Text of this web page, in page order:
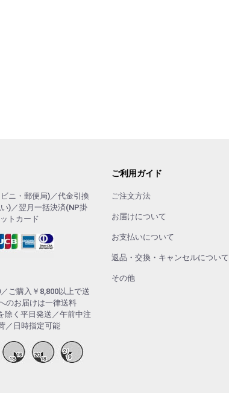
ニ・郵便局)／代金引換
)／翌月一括決済(NP掛
トカード
ご購入￥8,800以上で送
のお届けは一律送料
除く平日発送／午前中注
／日時指定可能
ご利用ガイド
ご注文方法
お届けについて
お支払いについて
返品・交換・キャンセルについて
その他